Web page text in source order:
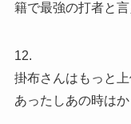
籍で最強の打者と言
12.
掛布さんはもっと
あったしあの時はか